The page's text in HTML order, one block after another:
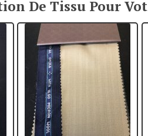
De Tissu Pour